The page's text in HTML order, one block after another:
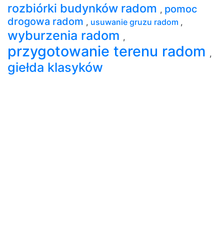
rozbiórki budynków radom , pomoc
drogowa radom , usuwanie gruzu radom ,
wyburzenia radom ,
przygotowanie terenu radom ,
giełda klasyków